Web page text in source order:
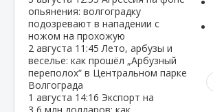
опьянения: волгоградку
подозревают в нападении с
ножом на прохожую
2 августа 11:45Лето, арбузы и
веселье: как прошёл „Арбузный
переполох“ в Центральном парке
Волгограда
1 августа 14:16 Экспорт на